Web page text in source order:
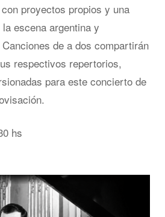
proyectos propios y una
escena argentina y
de a dos compartirán
respectivos repertorios,
para este concierto de
hs